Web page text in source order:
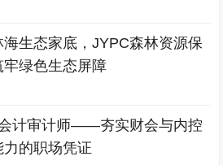
海生态家底，JYPC森林资源保
牢绿色生态屏障
计审计师——夯实财会与内控
力的职场凭证